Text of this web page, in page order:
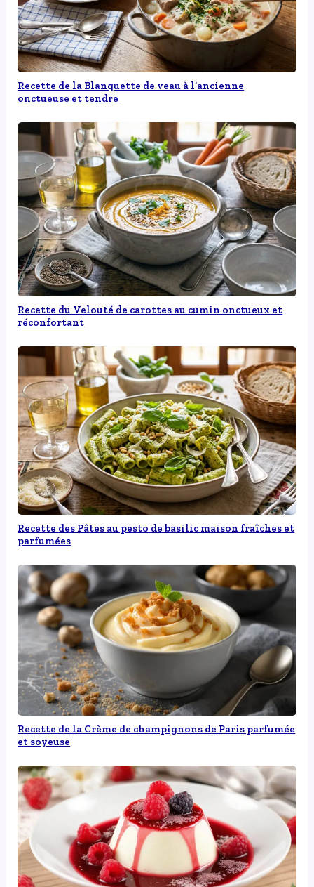
Recette de la Blanquette de veau à l’ancienne
onctueuse et tendre
Recette du Velouté de carottes au cumin onctueux et
réconfortant
Recette des Pâtes au pesto de basilic maison fraîches et
parfumées
Recette de la Crème de champignons de Paris parfumée
et soyeuse